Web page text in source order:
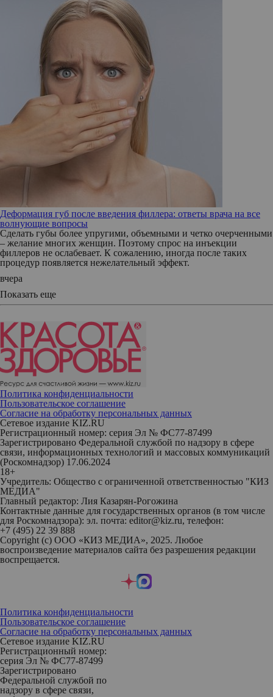
Деформация губ после введения филлера: ответы врача на все
волнующие вопросы
Сделать губы более упругими, объемными и четко очерченными
– желание многих женщин. Поэтому спрос на инъекции
филлеров не ослабевает. К сожалению, иногда после таких
процедур появляется нежелательный эффект.
вчера
Показать еще
Политика конфиденциальности
Пользовательское соглашение
Согласие на обработку персональных данных
Сетевое издание KIZ.RU
Регистрационный номер: серия Эл № ФС77-87499
Зарегистрировано Федеральной службой по надзору в сфере
связи, информационных технологий и массовых коммуникаций
(Роскомнадзор) 17.06.2024
18+
Учредитель: Общество с ограниченной ответственностью "КИЗ
МЕДИА"
Главный редактор: Лия Казарян-Рогожина
Контактные данные для государственных органов (в том числе
для Роскомнадзора): эл. почта: editor@kiz.ru, телефон:
+7 (495) 22 39 888
Copyright (с) ООО «КИЗ МЕДИА», 2025. Любое
воспроизведение материалов сайта без разрешения редакции
воспрещается.
Политика конфиденциальности
Пользовательское соглашение
Согласие на обработку персональных данных
Сетевое издание KIZ.RU
Регистрационный номер:
серия Эл № ФС77-87499
Зарегистрировано
Федеральной службой по
надзору в сфере связи,